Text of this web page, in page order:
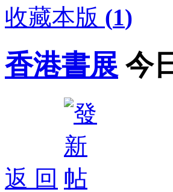
收藏本版 (1)
香港書展 今
返 回